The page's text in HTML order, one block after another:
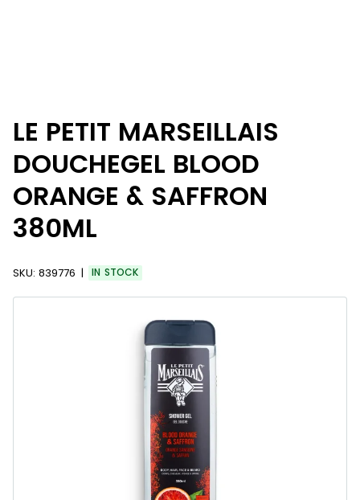
LE PETIT MARSEILLAIS
DOUCHEGEL BLOOD
ORANGE & SAFFRON
380ML
SKU: 839776 IN STOCK